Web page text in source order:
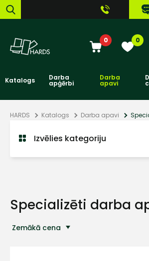
0 0
Katalogs Darba
apģērbi
Darba
apavi
HARDS Katalogs Darba apavi
Izvēlies kategoriju
Specializēti darba
Zemākā cena